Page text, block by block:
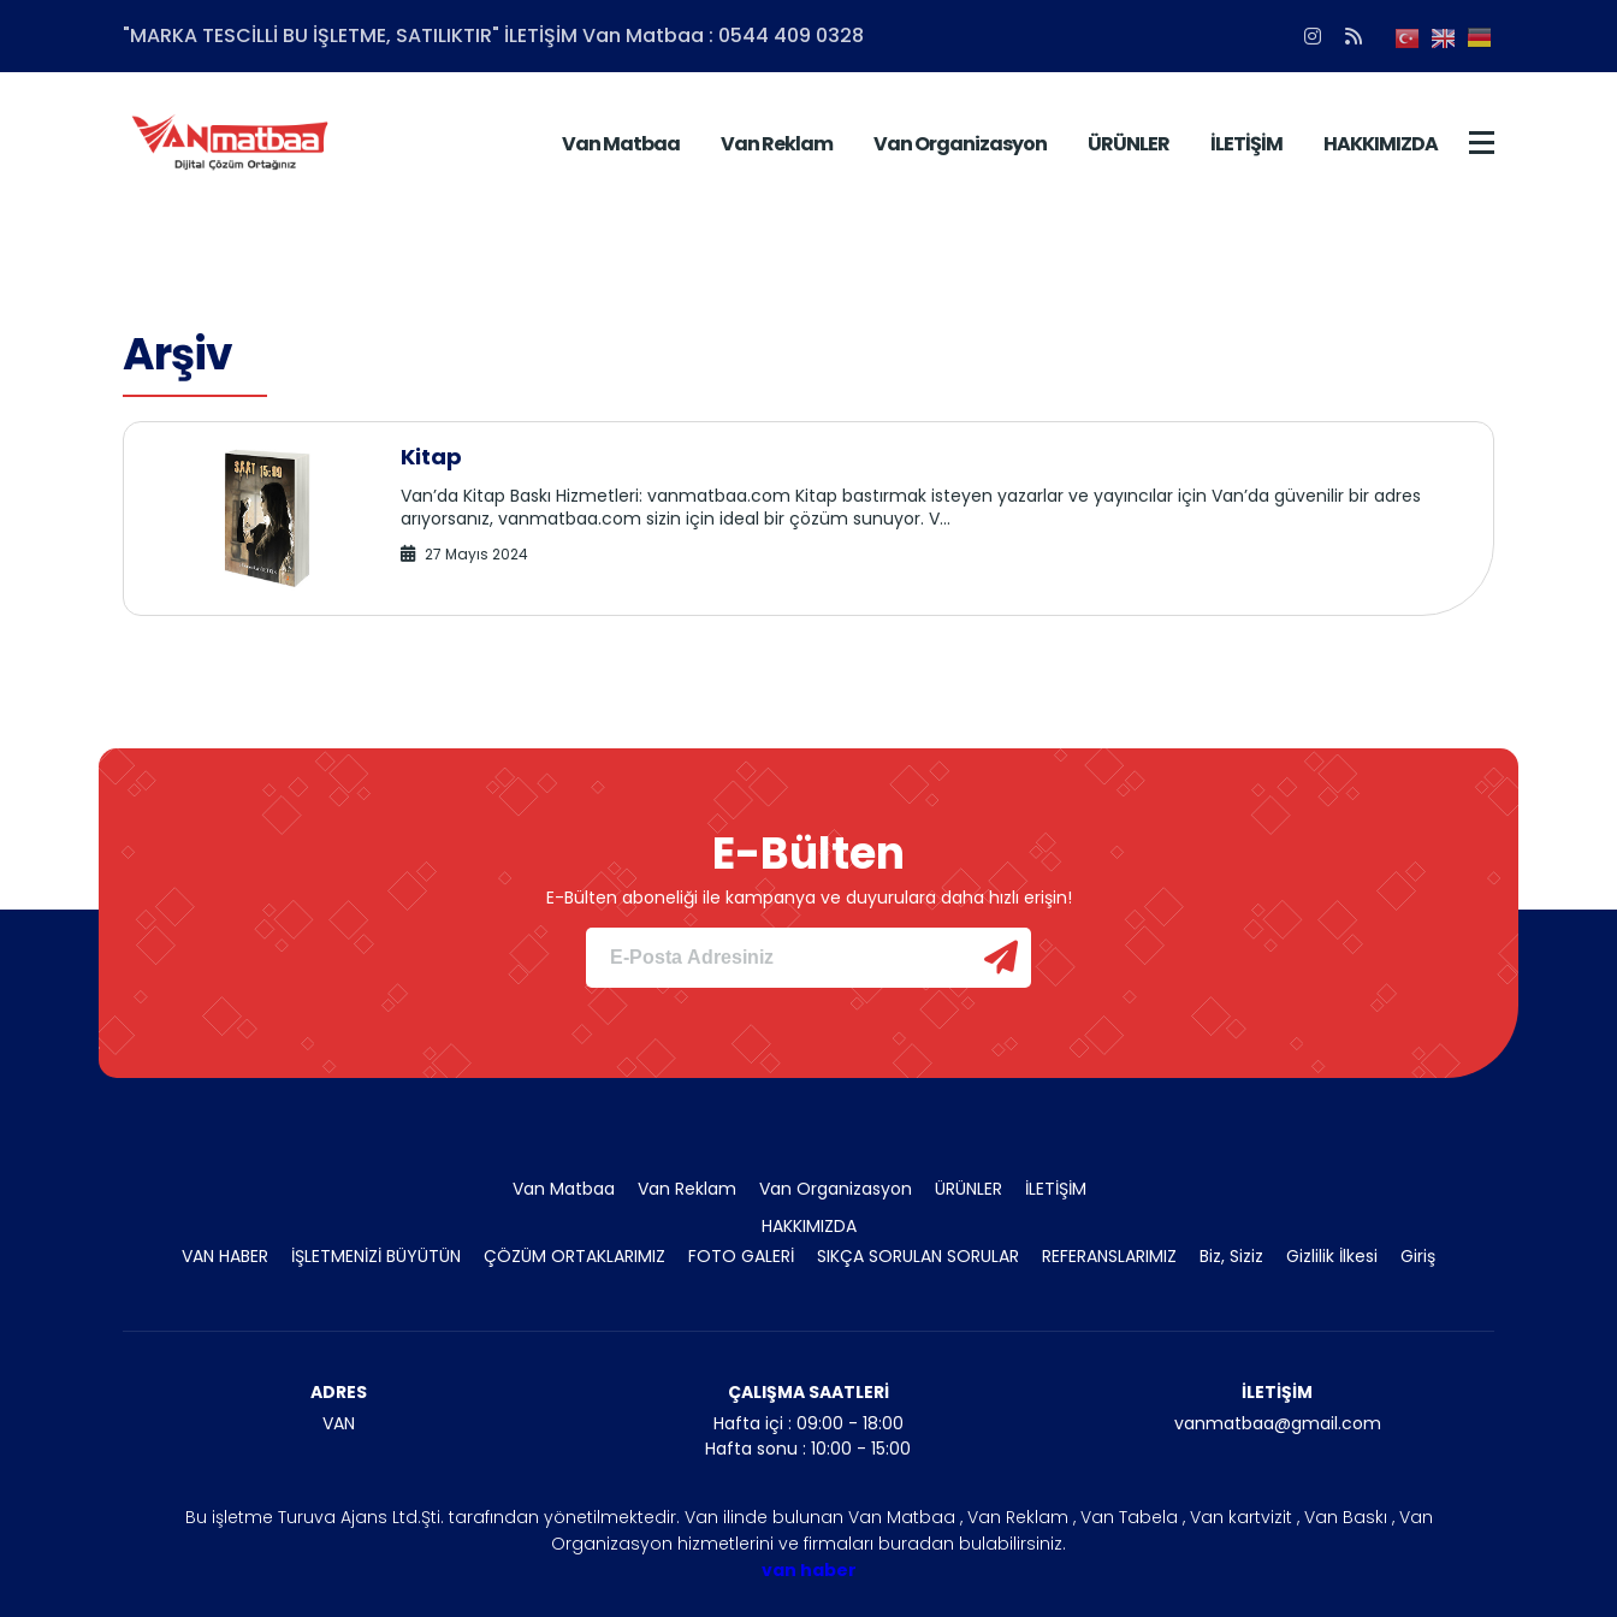
"MARKA TESCİLLİ BU İŞLETME, SATILIKTIR" İLETİŞİM Van Matbaa : 0544 409 0328
Van Matbaa Van Reklam Van Organizasyon ÜRÜNLER İLETİŞİM HAKKIMIZDA
Arşiv
Kitap
Van’da Kitap Baskı Hizmetleri: vanmatbaa.com Kitap bastırmak isteyen yazarlar ve yayıncılar için Van’da güvenilir bir adres
arıyorsanız, vanmatbaa.com sizin için ideal bir çözüm sunuyor. V...
27 Mayıs 2024
E-Bülten
E-Bülten aboneliği ile kampanya ve duyurulara daha hızlı erişin!
Van Matbaa Van Reklam Van Organizasyon ÜRÜNLER
İLETİŞİM
HAKKIMIZDA
VAN HABER
İŞLETMENİZİ BÜYÜTÜN ÇÖZÜM ORTAKLARIMIZ FOTO GALERİ SIKÇA SORULAN SORULAR REFERANSLARIMIZ Biz, Siziz Gizlilik İlkesi Giriş
ADRES
VAN
ÇALIŞMA SAATLERİ
Hafta içi : 09:00 - 18:00
Hafta sonu : 10:00 - 15:00
İLETİŞİM
vanmatbaa@gmail.com
Bu işletme Turuva Ajans Ltd.Şti. tarafından yönetilmektedir. Van ilinde bulunan Van Matbaa , Van Reklam , Van Tabela , Van kartvizit , Van Baskı , Van
Organizasyon hizmetlerini ve firmaları buradan bulabilirsiniz.
van haber